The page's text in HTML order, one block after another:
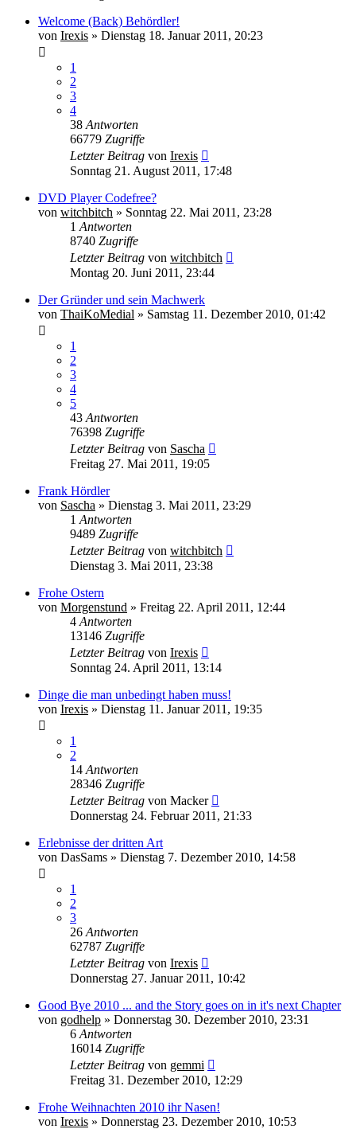
Welcome (Back) Behördler!
von Irexis » Dienstag 18. Januar 2011, 20:23
1
2
3
4
38 Antworten
66779 Zugriffe
Letzter Beitrag von Irexis
Sonntag 21. August 2011, 17:48
DVD Player Codefree?
von witchbitch » Sonntag 22. Mai 2011, 23:28
1 Antworten
8740 Zugriffe
Letzter Beitrag von witchbitch
Montag 20. Juni 2011, 23:44
Der Gründer und sein Machwerk
von ThaiKoMedial » Samstag 11. Dezember 2010, 01:42
1
2
3
4
5
43 Antworten
76398 Zugriffe
Letzter Beitrag von Sascha
Freitag 27. Mai 2011, 19:05
Frank Hördler
von Sascha » Dienstag 3. Mai 2011, 23:29
1 Antworten
9489 Zugriffe
Letzter Beitrag von witchbitch
Dienstag 3. Mai 2011, 23:38
Frohe Ostern
von Morgenstund » Freitag 22. April 2011, 12:44
4 Antworten
13146 Zugriffe
Letzter Beitrag von Irexis
Sonntag 24. April 2011, 13:14
Dinge die man unbedingt haben muss!
von Irexis » Dienstag 11. Januar 2011, 19:35
1
2
14 Antworten
28346 Zugriffe
Letzter Beitrag von Macker
Donnerstag 24. Februar 2011, 21:33
Erlebnisse der dritten Art
von DasSams » Dienstag 7. Dezember 2010, 14:58
1
2
3
26 Antworten
62787 Zugriffe
Letzter Beitrag von Irexis
Donnerstag 27. Januar 2011, 10:42
Good Bye 2010 ... and the Story goes on in it's next Chapter
von godhelp » Donnerstag 30. Dezember 2010, 23:31
6 Antworten
16014 Zugriffe
Letzter Beitrag von gemmi
Freitag 31. Dezember 2010, 12:29
Frohe Weihnachten 2010 ihr Nasen!
von Irexis » Donnerstag 23. Dezember 2010, 10:53